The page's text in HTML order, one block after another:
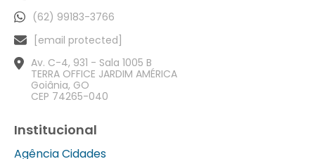
(62) 99183-3766
[email protected]
Av. C-4, 931 - Sala 1005 B
TERRA OFFICE JARDIM AMÉRICA
Goiânia, GO
CEP 74265-040
Institucional
Agência Cidades